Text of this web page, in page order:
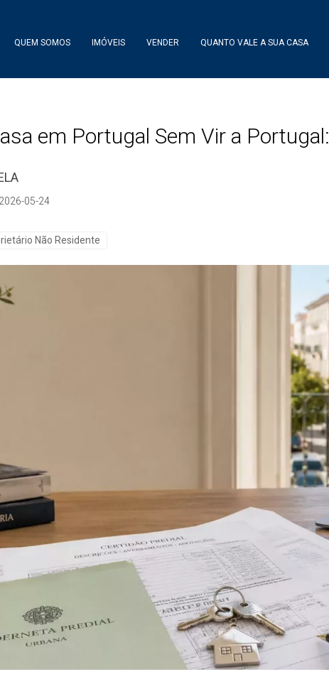
QUEM SOMOS IMÓVEIS VENDER QUANTO VALE A SUA CASA
em Portugal Sem Vir a
05-24
Não Residente